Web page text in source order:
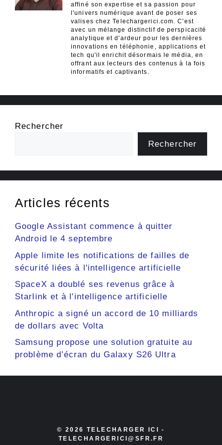
affiné son expertise et sa passion pour
l'univers numérique avant de poser ses
valises chez Telechargerici.com. C'est
avec un mélange distinctif de perspicacité
analytique et d'ardeur pour les dernières
innovations en téléphonie, applications et
tech qu'il enrichit désormais le média, en
offrant aux lecteurs des contenus à la fois
informatifs et captivants.
Rechercher
Rechercher
Articles récents
Google Assistant commence à quitter
Android le 4 septembre
Apple limite les notifications de failles de
sécurité liées à l'intelligence artificielle
SpaceX a doublé ses revenus grâce à
Starlink et à l'intelligence artificielle
Anthropic a signé un accord de 10 milliards
de dollars avec Volta
Samsung propose une solution gratuite au
problème d’écran du Galaxy S26 Ultra
© 2026 TELECHARGER ICI -
TELECHARGERICI@SFR.FR